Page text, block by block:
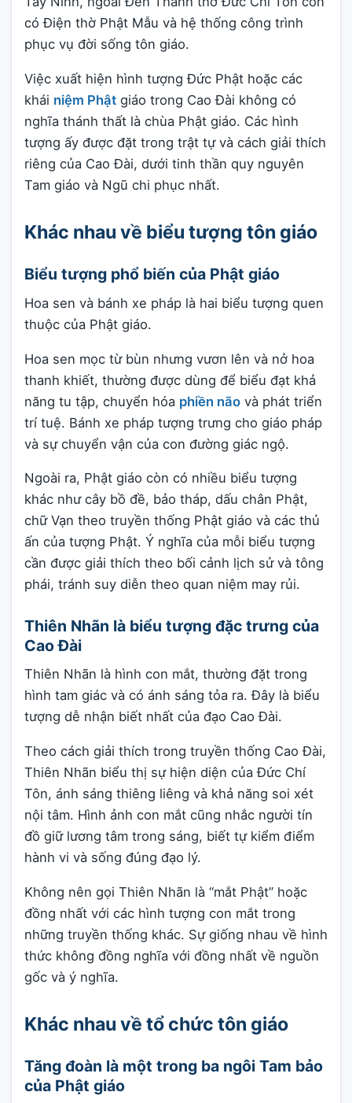
có Điện thờ Phật Mẫu và hệ thống công trình
phục vụ đời sống tôn giáo.
Việc xuất hiện hình tượng Đức Phật hoặc các
khái niệm Phật giáo trong Cao Đài không có
nghĩa thánh thất là chùa Phật giáo. Các hình
tượng ấy được đặt trong trật tự và cách giải thích
riêng của Cao Đài, dưới tinh thần quy nguyên
Tam giáo và Ngũ chi phục nhất.
Khác nhau về biểu tượng tôn giáo
Biểu tượng phổ biến của Phật giáo
Hoa sen và bánh xe pháp là hai biểu tượng quen
thuộc của Phật giáo.
Hoa sen mọc từ bùn nhưng vươn lên và nở hoa
thanh khiết, thường được dùng để biểu đạt khả
năng tu tập, chuyển hóa phiền não và phát triển
trí tuệ. Bánh xe pháp tượng trưng cho giáo pháp
và sự chuyển vận của con đường giác ngộ.
Ngoài ra, Phật giáo còn có nhiều biểu tượng
khác như cây bồ đề, bảo tháp, dấu chân Phật,
chữ Vạn theo truyền thống Phật giáo và các thủ
ấn của tượng Phật. Ý nghĩa của mỗi biểu tượng
cần được giải thích theo bối cảnh lịch sử và tông
phái, tránh suy diễn theo quan niệm may rủi.
Thiên Nhãn là biểu tượng đặc trưng của
Cao Đài
Thiên Nhãn là hình con mắt, thường đặt trong
hình tam giác và có ánh sáng tỏa ra. Đây là biểu
tượng dễ nhận biết nhất của đạo Cao Đài.
Theo cách giải thích trong truyền thống Cao Đài,
Thiên Nhãn biểu thị sự hiện diện của Đức Chí
Tôn, ánh sáng thiêng liêng và khả năng soi xét
nội tâm. Hình ảnh con mắt cũng nhắc người tín
đồ giữ lương tâm trong sáng, biết tự kiểm điểm
hành vi và sống đúng đạo lý.
Không nên gọi Thiên Nhãn là “mắt Phật” hoặc
đồng nhất với các hình tượng con mắt trong
những truyền thống khác. Sự giống nhau về hình
thức không đồng nghĩa với đồng nhất về nguồn
gốc và ý nghĩa.
Khác nhau về tổ chức tôn giáo
Tăng đoàn là một trong ba ngôi Tam bảo
của Phật giáo